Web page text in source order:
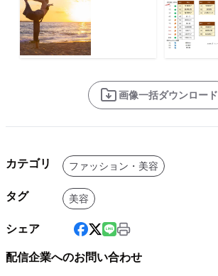
画像一括ダウンロード
カテゴリ ファッション・美容
タグ 美容
シェア
配信企業へのお問い合わせ